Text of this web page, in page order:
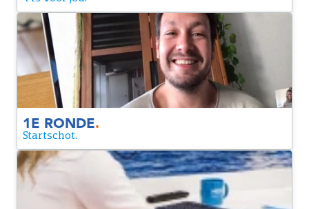
1E RONDE.
Startschot.
1E RONDE
We gaan verder met elkaar in gesprek, zodat we elkaar
allerlei vragen kunnen stellen. Zo wordt het voor jou
duidelijker wat de rol inhoudt en krijgen wij een beter beeld
van jouw ervaring.
2E RONDE
Een laatste moment om nóg dieper in te gaan op de rol en
om elkaar de laatste brandende vragen te stellen.